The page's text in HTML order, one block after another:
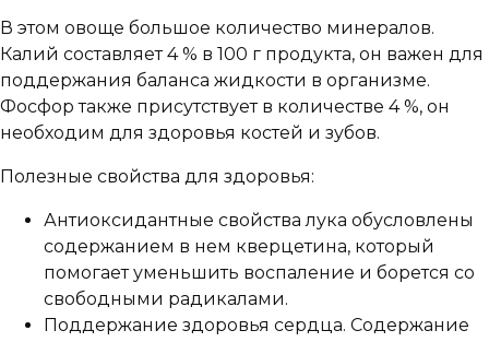
В этом овоще большое количество минералов.
Калий составляет 4 % в 100 г продукта, он важен для
поддержания баланса жидкости в организме.
Фосфор также присутствует в количестве 4 %, он
необходим для здоровья костей и зубов.
Полезные свойства для здоровья:
Антиоксидантные свойства лука обусловлены
содержанием в нем кверцетина, который
помогает уменьшить воспаление и борется со
свободными радикалами.
Поддержание здоровья сердца. Содержание